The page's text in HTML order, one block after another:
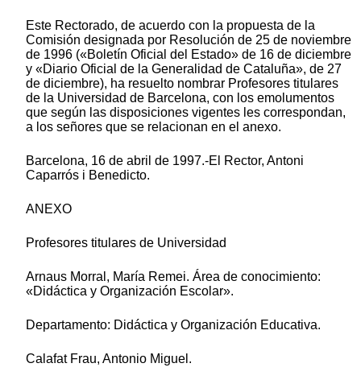
Este Rectorado, de acuerdo con la propuesta de la
Comisión designada por Resolución de 25 de noviembre
de 1996 («Boletín Oficial del Estado» de 16 de diciembre
y «Diario Oficial de la Generalidad de Cataluña», de 27
de diciembre), ha resuelto nombrar Profesores titulares
de la Universidad de Barcelona, con los emolumentos
que según las disposiciones vigentes les correspondan,
a los señores que se relacionan en el anexo.
Barcelona, 16 de abril de 1997.-El Rector, Antoni
Caparrós i Benedicto.
ANEXO
Profesores titulares de Universidad
Arnaus Morral, María Remei. Área de conocimiento:
«Didáctica y Organización Escolar».
Departamento: Didáctica y Organización Educativa.
Calafat Frau, Antonio Miguel.